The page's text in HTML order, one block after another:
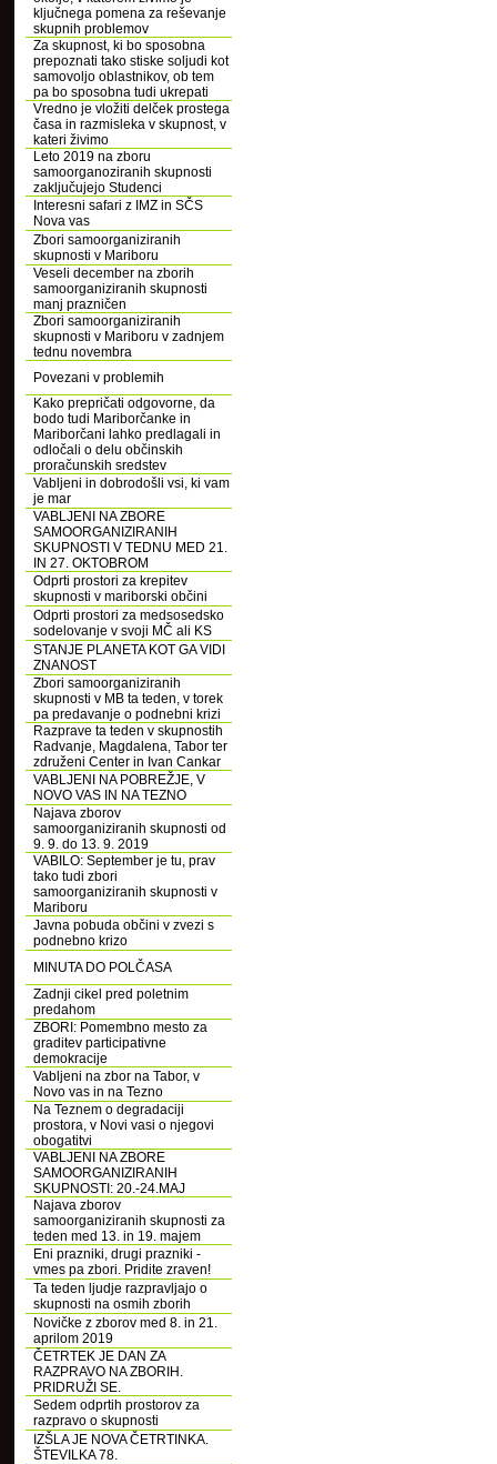
ključnega pomena za reševanje
skupnih problemov
Za skupnost, ki bo sposobna
prepoznati tako stiske soljudi kot
samovoljo oblastnikov, ob tem
pa bo sposobna tudi ukrepati
Vredno je vložiti delček prostega
časa in razmisleka v skupnost, v
kateri živimo
Leto 2019 na zboru
samoorganoziranih skupnosti
zaključujejo Studenci
Interesni safari z IMZ in SČS
Nova vas
Zbori samoorganiziranih
skupnosti v Mariboru
Veseli december na zborih
samoorganiziranih skupnosti
manj prazničen
Zbori samoorganiziranih
skupnosti v Mariboru v zadnjem
tednu novembra
Povezani v problemih
Kako prepričati odgovorne, da
bodo tudi Mariborčanke in
Mariborčani lahko predlagali in
odločali o delu občinskih
proračunskih sredstev
Vabljeni in dobrodošli vsi, ki vam
je mar
VABLJENI NA ZBORE
SAMOORGANIZIRANIH
SKUPNOSTI V TEDNU MED 21.
IN 27. OKTOBROM
Odprti prostori za krepitev
skupnosti v mariborski občini
Odprti prostori za medsosedsko
sodelovanje v svoji MČ ali KS
STANJE PLANETA KOT GA VIDI
ZNANOST
Zbori samoorganiziranih
skupnosti v MB ta teden, v torek
pa predavanje o podnebni krizi
Razprave ta teden v skupnostih
Radvanje, Magdalena, Tabor ter
združeni Center in Ivan Cankar
VABLJENI NA POBREŽJE, V
NOVO VAS IN NA TEZNO
Najava zborov
samoorganiziranih skupnosti od
9. 9. do 13. 9. 2019
VABILO: September je tu, prav
tako tudi zbori
samoorganiziranih skupnosti v
Mariboru
Javna pobuda občini v zvezi s
podnebno krizo
MINUTA DO POLČASA
Zadnji cikel pred poletnim
predahom
ZBORI: Pomembno mesto za
graditev participativne
demokracije
Vabljeni na zbor na Tabor, v
Novo vas in na Tezno
Na Teznem o degradaciji
prostora, v Novi vasi o njegovi
obogatitvi
VABLJENI NA ZBORE
SAMOORGANIZIRANIH
SKUPNOSTI: 20.-24.MAJ
Najava zborov
samoorganiziranih skupnosti za
teden med 13. in 19. majem
Eni prazniki, drugi prazniki -
vmes pa zbori. Pridite zraven!
Ta teden ljudje razpravljajo o
skupnosti na osmih zborih
Novičke z zborov med 8. in 21.
aprilom 2019
ČETRTEK JE DAN ZA
RAZPRAVO NA ZBORIH.
PRIDRUŽI SE.
Sedem odprtih prostorov za
razpravo o skupnosti
IZŠLA JE NOVA ČETRTINKA.
ŠTEVILKA 78.